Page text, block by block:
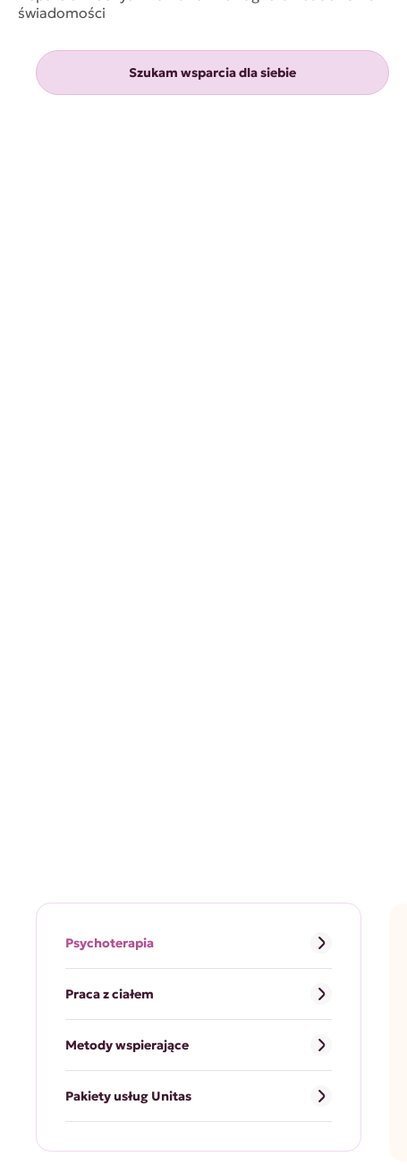
świadomości
Szukam wsparcia dla siebie
Psychoterapia
Praca z ciałem
Metody wspierające
Pakiety usług Unitas